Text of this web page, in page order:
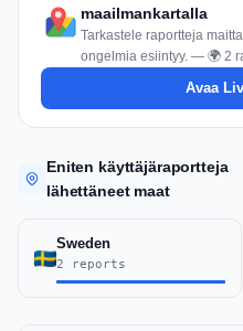
maailmankartalla
Tarkastele raportteja
ongelmia esiintyy. — 🌍 2
Avaa
Eniten käyttäjäraportteja
lähettäneet maat
Sweden
2 reports